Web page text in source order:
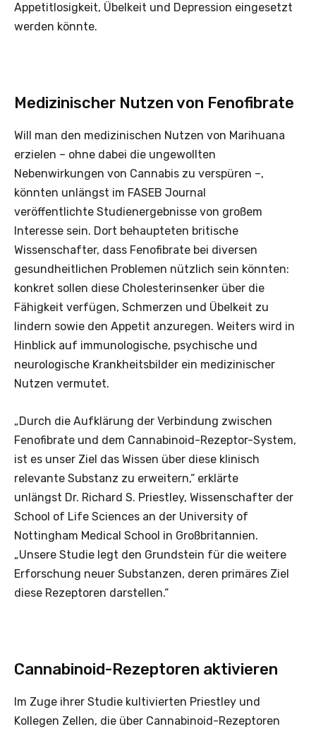
Appetitlosigkeit, Übelkeit und Depression eingesetzt
werden könnte.
Medizinischer Nutzen von Fenofibrate
Will man den medizinischen Nutzen von Marihuana
erzielen – ohne dabei die ungewollten
Nebenwirkungen von Cannabis zu verspüren –,
könnten unlängst im FASEB Journal
veröffentlichte Studienergebnisse von großem
Interesse sein. Dort behaupteten britische
Wissenschafter, dass Fenofibrate bei diversen
gesundheitlichen Problemen nützlich sein könnten:
konkret sollen diese Cholesterinsenker über die
Fähigkeit verfügen, Schmerzen und Übelkeit zu
lindern sowie den Appetit anzuregen. Weiters wird in
Hinblick auf immunologische, psychische und
neurologische Krankheitsbilder ein medizinischer
Nutzen vermutet.
„Durch die Aufklärung der Verbindung zwischen
Fenofibrate und dem Cannabinoid-Rezeptor-System,
ist es unser Ziel das Wissen über diese klinisch
relevante Substanz zu erweitern,“ erklärte
unlängst Dr. Richard S. Priestley, Wissenschafter der
School of Life Sciences an der University of
Nottingham Medical School in Großbritannien.
„Unsere Studie legt den Grundstein für die weitere
Erforschung neuer Substanzen, deren primäres Ziel
diese Rezeptoren darstellen.“
Cannabinoid-Rezeptoren aktivieren
Im Zuge ihrer Studie kultivierten Priestley und
Kollegen Zellen, die über Cannabinoid-Rezeptoren